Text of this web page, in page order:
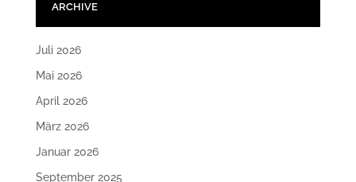
ARCHIVE
Juli 2026
Mai 2026
April 2026
März 2026
Januar 2026
September 2025